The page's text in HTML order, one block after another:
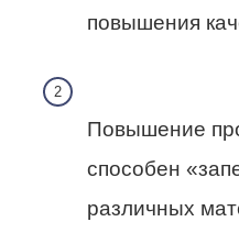
повышения
Повышение
способен
различных